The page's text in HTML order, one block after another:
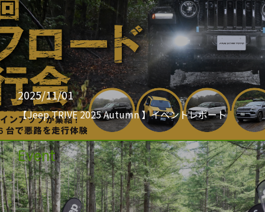
2025/11/01
【Jeep TRIVE 2025 Autumn 】イベントレポート
Event